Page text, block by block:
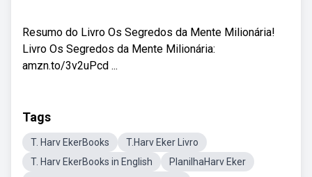
Resumo do Livro Os Segredos da Mente Milionária!
Livro Os Segredos da Mente Milionária:
amzn.to/3v2uPcd ...
Tags
T. Harv EkerBooks
T.Harv Eker Livro
T. Harv EkerBooks in English
PlanilhaHarv Eker